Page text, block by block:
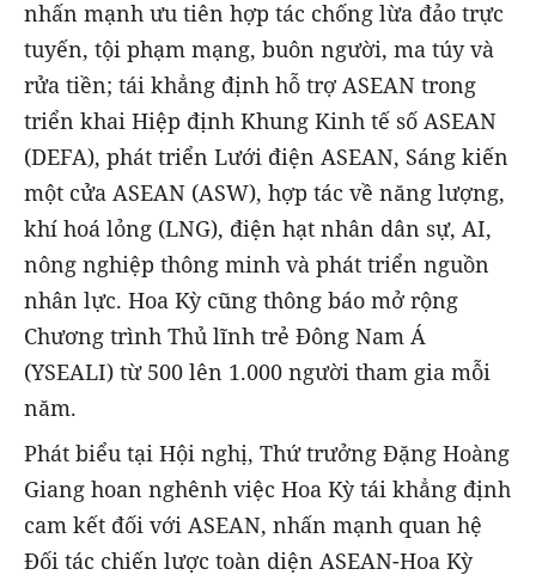
nhấn mạnh ưu tiên hợp tác chống lừa đảo trực
tuyến, tội phạm mạng, buôn người, ma túy và
rửa tiền; tái khẳng định hỗ trợ ASEAN trong
triển khai Hiệp định Khung Kinh tế số ASEAN
(DEFA), phát triển Lưới điện ASEAN, Sáng kiến
một cửa ASEAN (ASW), hợp tác về năng lượng,
khí hoá lỏng (LNG), điện hạt nhân dân sự, AI,
nông nghiệp thông minh và phát triển nguồn
nhân lực. Hoa Kỳ cũng thông báo mở rộng
Chương trình Thủ lĩnh trẻ Đông Nam Á
(YSEALI) từ 500 lên 1.000 người tham gia mỗi
năm.
Phát biểu tại Hội nghị, Thứ trưởng Đặng Hoàng
Giang hoan nghênh việc Hoa Kỳ tái khẳng định
cam kết đối với ASEAN, nhấn mạnh quan hệ
Đối tác chiến lược toàn diện ASEAN-Hoa Kỳ